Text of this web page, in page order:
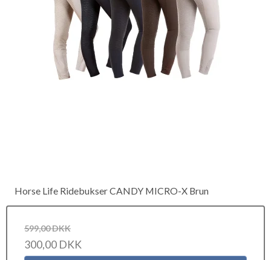
Horse Life Ridebukser CANDY MICRO-X Brun
599,00 DKK
300,00 DKK